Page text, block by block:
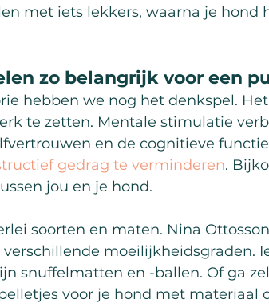
met iets lekkers, waarna je hond
zo belangrijk voor een
hebben we nog het denkspel.
te zetten. Mentale stimulatie
en de cognitieve
gedrag te verminderen.
jou en je hond.
soorten en maten. Nina
moeilijkheidsgraden.
snuffelmatten en -ballen. Of ga
voor je hond met materiaal